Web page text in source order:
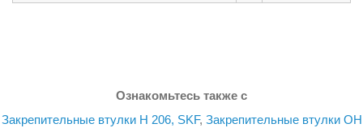
Ознакомьтесь также с
Закрепительные втулки H 206, SKF, Закрепительные втулки OH